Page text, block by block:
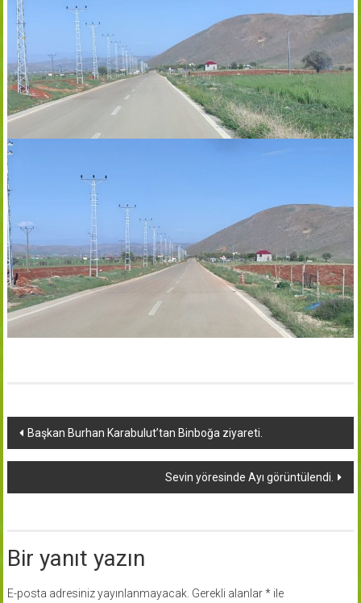
Yazı
dolaşımı
Başkan Burhan Karabulut’tan Binboğa ziyareti.
Sevin yöresinde Ayı görüntülendi.
Bir yanıt yazın
E-posta adresiniz yayınlanmayacak. Gerekli alanlar*ile